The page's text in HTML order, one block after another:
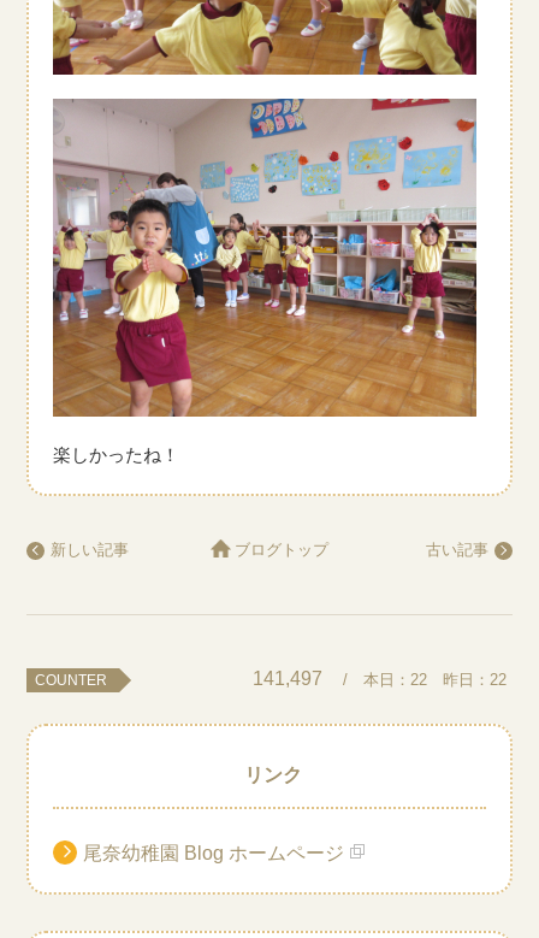
楽しかったね！
新しい記事 古い記事
ブログトップ
COUNTER 141,497 / 本日： 22昨日： 22
リンク
尾奈幼稚園 Blog ホームページ